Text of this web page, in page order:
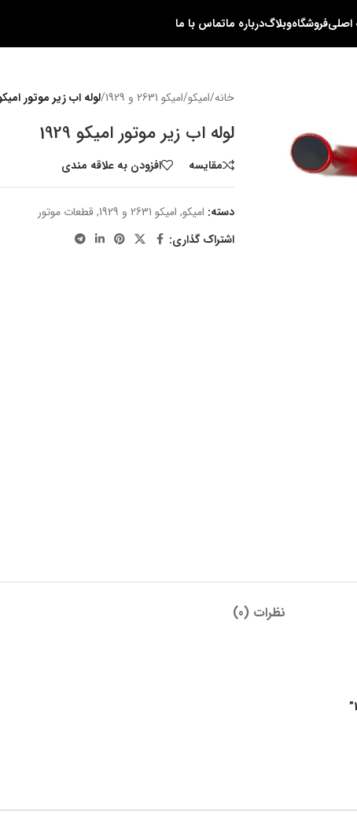
فروشگاهوبلاگدرباره ماتماس با ما
خانه/امیکو/امیکو 2631 و 1929 /لوله اب زیر موتور امیکو
لوله اب زیر موتور امیکو 1929
مقایسه افزودن به علاقه مندی
دسته: امیکو, امیکو 2631 و 1929 ,قطعات موتور
اشتراک گذاری:
نظرات (0)